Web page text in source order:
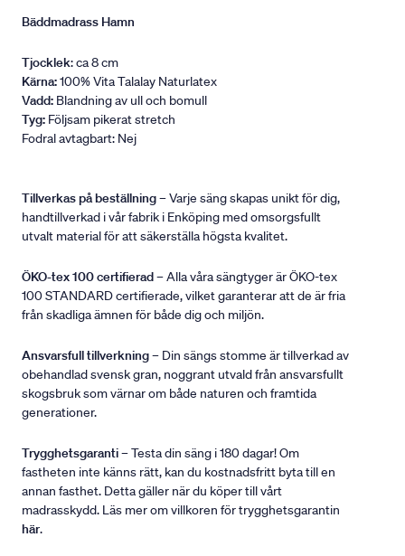
Bäddmadrass Hamn
Tjocklek: ca 8 cm
Kärna:100% Vita Talalay Naturlatex
Vadd: Blandning av ull och bomull
Tyg: Följsam pikerat stretch
Fodral avtagbart: Nej
Tillverkas på beställning– Varje säng skapas unikt för dig,
handtillverkad i vår fabrik i Enköping med omsorgsfullt
utvalt material för att säkerställa högsta kvalitet.
ÖKO-tex 100 certifierad– Alla våra sängtyger är ÖKO-tex
100 STANDARD certifierade, vilket garanterar att de är fria
från skadliga ämnen för både dig och miljön.
Ansvarsfull tillverkning– Din sängs stomme är tillverkad av
obehandlad svensk gran, noggrant utvald från ansvarsfullt
skogsbruk som värnar om både naturen och framtida
generationer.
Trygghetsgaranti– Testa din säng i 180 dagar! Om
fastheten inte känns rätt, kan du kostnadsfritt byta till en
annan fasthet. Detta gäller när du köper till vårt
madrasskydd. Läs mer om villkoren för trygghetsgarantin
här.